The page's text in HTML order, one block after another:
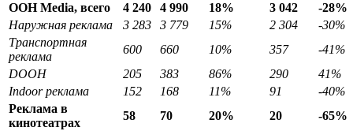
OOH Media, всего
4 240 4 990 18% 3 042
-28%
Наружная реклама
3 283 3 779 15% 2 304
-30%
Транспортная
реклама
600 660 10% 357
-41%
DOOH
205 383 86% 290
41%
Indoor реклама
152 168 11% 91
-40%
Реклама в
кинотеатрах
58 70 20% 20
-65%